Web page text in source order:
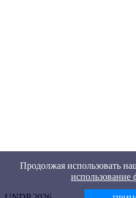
Продолжая использовать
использование